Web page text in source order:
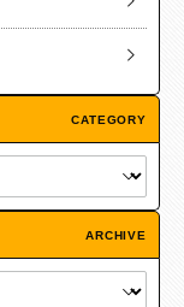
CATEGORY
ARCHIVE